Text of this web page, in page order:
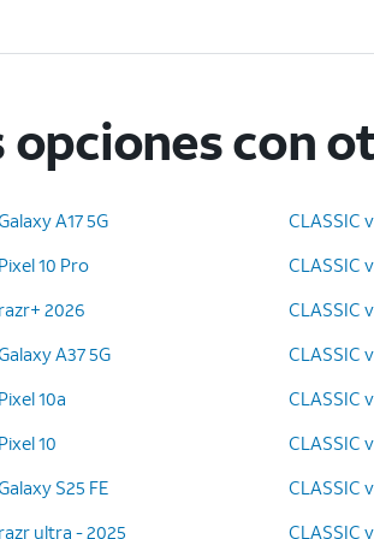
con
A17 5G
10 Pro
2026
A37 5G
10a
10
S25 FE
ultra - 2025
CLASSIC
CLASSIC
CLASSIC
CLASSIC
CLASSIC
CLASSIC
CLASSIC
CLASSIC